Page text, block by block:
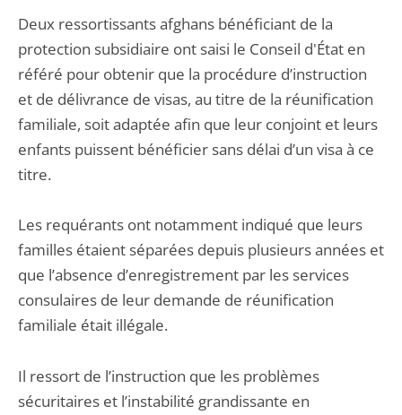
Deux ressortissants afghans bénéficiant de la
protection subsidiaire ont saisi le Conseil d'État en
référé pour obtenir que la procédure d’instruction
et de délivrance de visas, au titre de la réunification
familiale, soit adaptée afin que leur conjoint et leurs
enfants puissent bénéficier sans délai d’un visa à ce
titre.
Les requérants ont notamment indiqué que leurs
familles étaient séparées depuis plusieurs années et
que l’absence d’enregistrement par les services
consulaires de leur demande de réunification
familiale était illégale.
Il ressort de l’instruction que les problèmes
sécuritaires et l’instabilité grandissante en